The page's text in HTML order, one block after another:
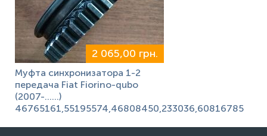
2 065,00 грн.
Муфта синхронизатора 1-2
передача Fiat Fiorino-qubo
(2007-……)
46765161,55195574,46808450,233036,60816785